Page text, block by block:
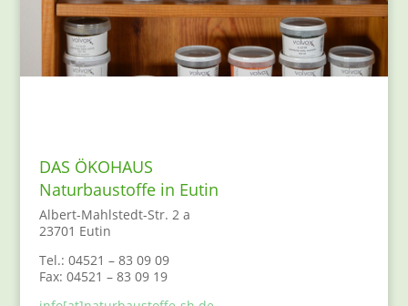
DAS ÖKOHAUS
Naturbaustoffe in Eutin
Albert-Mahlstedt-Str. 2 a
23701 Eutin
Tel.: 04521 – 83 09 09
Fax: 04521 – 83 09 19